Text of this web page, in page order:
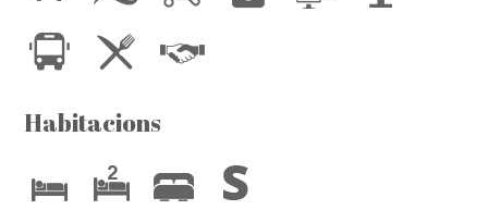
Habitacions